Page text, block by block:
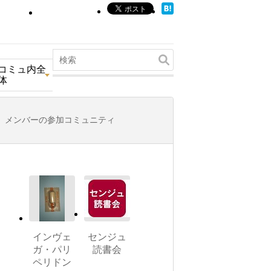
ミュ内全
メンバーの参加コミュニティ
インヴェ
ガ・パリ
ペリドン
センジュ
読書会